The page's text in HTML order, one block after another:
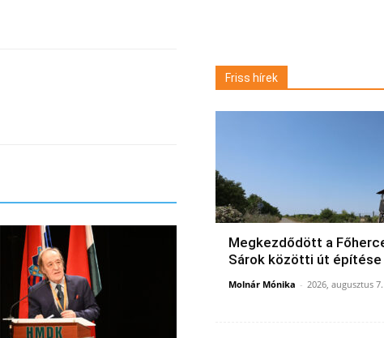
Friss hírek
Megkezdődött a
Sárok közötti út építése
Molnár Mónika - 2026, augusztus 7.